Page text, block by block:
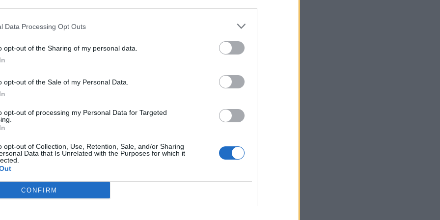
Data Processing Opt Outs
opt-out of the Sharing of my personal data.
opt-out of the Sale of my Personal Data.
opt-out of processing my Personal Data for Targeted
opt-out of Collection, Use, Retention, Sale, and/or Sharing
Data that Is Unrelated with the Purposes for which it
CONFIRM
o debate público na região centra-se no uso
de velocidade. As entidades oficiais afirmam
velocidade serve exclusivamente para análises
Não obstante, a confirmação de que a tecnologia
a velocidade em tempo real, abre a porta à
fiscalizadora no futuro.